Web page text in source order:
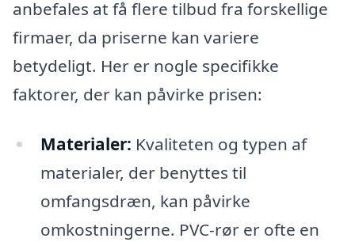
anbefales at få flere tilbud fra forskellige
firmaer, da priserne kan variere
betydeligt. Her er nogle specifikke
faktorer, der kan påvirke prisen:
Materialer: Kvaliteten og typen af
materialer, der benyttes til
omfangsdræn, kan påvirke
omkostningerne. PVC-rør er ofte en